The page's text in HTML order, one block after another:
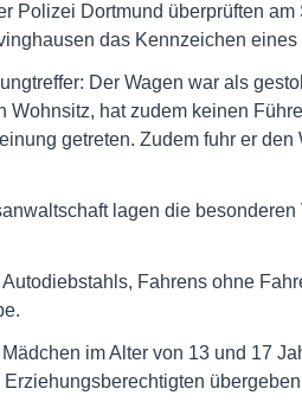
Polizei Dortmund überprüften am
das Kennzeichen eines
Der Wagen war als
Wohnsitz, hat zudem keinen
getreten. Zudem fuhr er den
lagen die
Fahrens ohne
im Alter von 13 und 17